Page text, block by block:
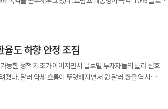
려면 의회의 승인이 필요하다. 트럼프 대통령은 이와 함께
세를 대체할 수 있다는 입장도 밝혔다. 법적 논란은
결 당시
대법관 3명을 언급하며 공개적으로 지지를 표명했다. 그는
가했다.
수출품에 대한 개별 '품목관세' 압박이 거세질 수 있다는
관세 인하 효과?…현장은
이다. 그러나 반도체, 가전, 배터리 등
는 "일부 불확실성이 해소된 것은 맞지만 여전히 반도체나
며 "트럼프 행정부의 관세 정책 방향성 자체가 변한 것이
도 하향 안정 조짐
능한 정책 기조가 이어지면서 글로벌 투자자들의 달러 선호
다. 달러 약세 흐름이 뚜렷해지면서 원·달러 환율 역시